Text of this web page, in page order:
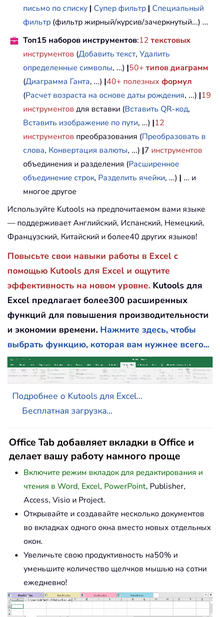
письмо по списку | Супер фильтр | Специальный
фильтр (фильтр жирный/курсив/зачеркнутый...) ...
Топ15 наборов инструментов:12 текстовых
инструментов (Добавить текст, Удалить
определенные символы, ...) |50+ типов диаграмм
(Диаграмма Ганта, ...) |40+ полезных формул
(Расчет возраста на основе даты рождения, ...) |19
инструментов для вставки (Вставить QR-код,
Вставить изображение по пути, ...) |12
инструментов преобразования (Преобразовать в
слова, Конвертация валюты, ...) |7 инструментов
объединения и разделения (Расширенное
объединение строк, Разделить ячейки, ...) | ... и
многое другое
Используйте Kutools на предпочитаемом вами языке
— поддерживает Английский, Испанский, Немецкий,
Французский, Китайский и более40 других языков!
Повысьте свои навыки работы в Excel с
помощью Kutools для Excel и ощутите
эффективность на новом уровне. Kutools для
Excel предлагает более300 расширенных
функций для повышения производительности
и экономии времени. Нажмите здесь, чтобы
выбрать функцию, которая вам нужнее всего...
Подробнее о Kutools для Excel...
Бесплатная загрузка...
Office Tab добавляет вкладки в Office и
делает вашу работу намного проще
Включите режим вкладок для редактирования и
чтения в Word, Excel, PowerPoint, Publisher,
Access, Visio и Project.
Открывайте и создавайте несколько документов
во вкладках одного окна вместо новых отдельных
окон.
Увеличьте свою продуктивность на50% и
уменьшите количество щелчков мышью на сотни
ежедневно!